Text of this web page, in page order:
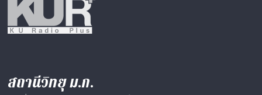
สถานีวิทยุ ม.ก.